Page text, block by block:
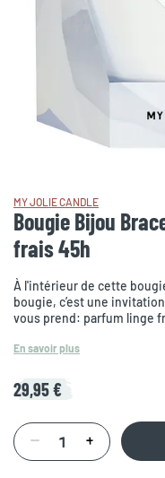
MY JOLIE CANDLE
Bougie Bijou
frais 45h
À l'intérieur de cette
bougie, c’est une
vous prend: parfum linge
En savoir plus
29,95 €